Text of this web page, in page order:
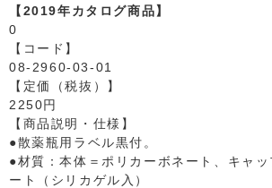
【2019年カタログ商品】
0
【コード】
08-2960-03-01
【定価（税抜）】
2250円
【商品説明・仕様】
●散薬瓶用ラベル黒付。
●材質：本体＝ポリカーボネート、キャ
ート（シリカゲル入）